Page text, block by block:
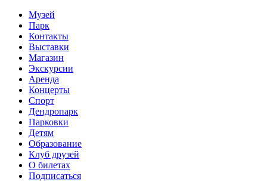
Музей
Парк
Контакты
Выставки
Магазин
Экскурсии
Аренда
Концерты
Спорт
Дендропарк
Парковки
Детям
Образование
Клуб друзей
О билетах
Подписаться